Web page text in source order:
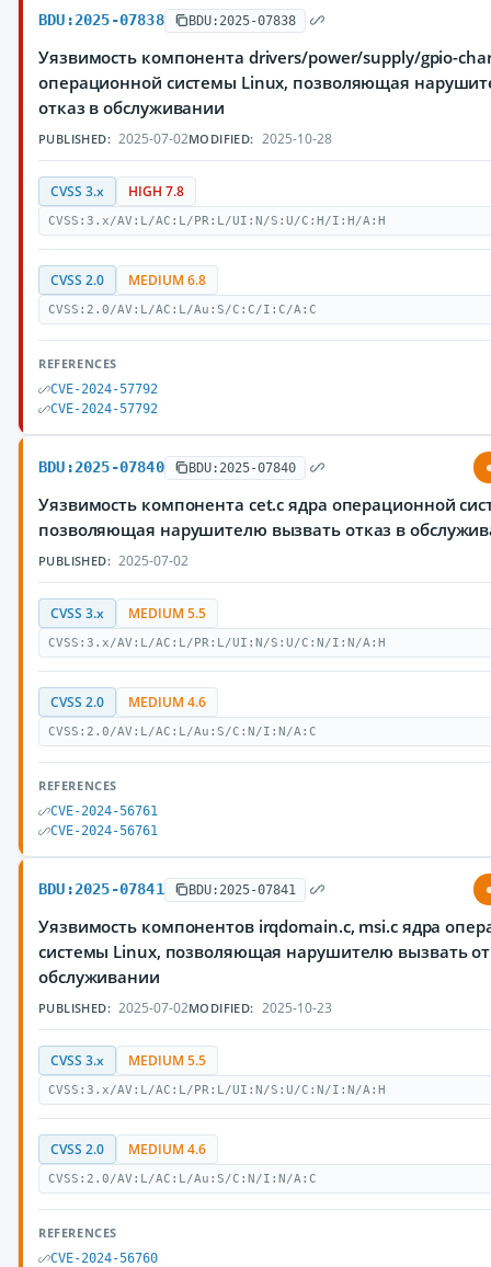
BDU:2025-07838 BDU:2025-07838
Уязвимость компонента drivers/power/supply/gpio-
операционной системы Linux, позволяющая
отказ в обслуживании
PUBLISHED: 2025-07-02MODIFIED: 2025-10-28
CVSS 3.x HIGH 7.8
CVSS:3.x/AV:L/AC:L/PR:L/UI:N/S:U/C:H/I:H/A:H
CVSS 2.0 MEDIUM 6.8
CVSS:2.0/AV:L/AC:L/Au:S/C:C/I:C/A:C
REFERENCES
CVE-2024-57792
CVE-2024-57792
BDU:2025-07840 BDU:2025-07840
Уязвимость компонента cet.c ядра операционной
позволяющая нарушителю вызвать отказ в
PUBLISHED: 2025-07-02
CVSS 3.x MEDIUM 5.5
CVSS:3.x/AV:L/AC:L/PR:L/UI:N/S:U/C:N/I:N/A:H
CVSS 2.0 MEDIUM 4.6
CVSS:2.0/AV:L/AC:L/Au:S/C:N/I:N/A:C
REFERENCES
CVE-2024-56761
CVE-2024-56761
BDU:2025-07841 BDU:2025-07841
Уязвимость компонентов irqdomain.c, msi.c ядра
системы Linux, позволяющая нарушителю вызвать
обслуживании
PUBLISHED: 2025-07-02MODIFIED: 2025-10-23
CVSS 3.x MEDIUM 5.5
CVSS:3.x/AV:L/AC:L/PR:L/UI:N/S:U/C:N/I:N/A:H
CVSS 2.0 MEDIUM 4.6
CVSS:2.0/AV:L/AC:L/Au:S/C:N/I:N/A:C
REFERENCES
CVE-2024-56760